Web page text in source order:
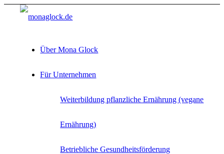
Über Mona Glock
Für Unternehmen
Weiterbildung pflanzliche Ernährung (vegane
Ernährung)
Betriebliche Gesundheitsförderung